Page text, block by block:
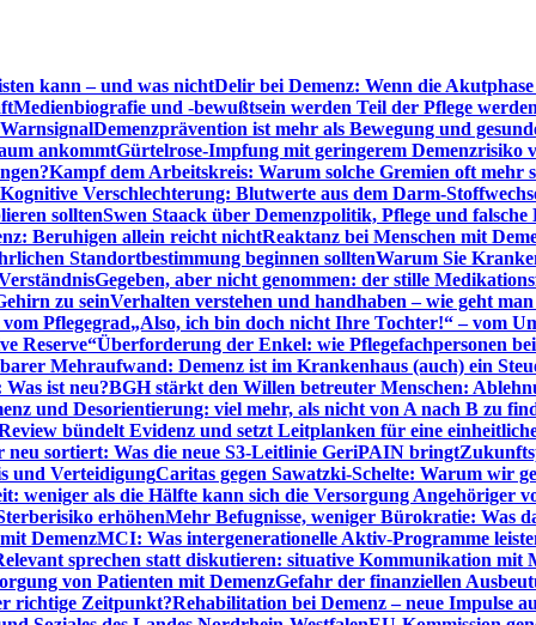
kann – und was nichtDelir bei Demenz: Wenn die
Medienbiografie und -bewußtsein werden Teil der Pflege werden
Demenzprävention ist mehr als Bewegung und
ankommtGürtelrose-Impfung mit geringerem Demenzrisiko
Kampf dem Arbeitskreis: Warum solche Gremien oft mehr
Kognitive Verschlechterung: Blutwerte aus dem Darm-
solltenSwen Staack über Demenzpolitik, Pflege und falsche
Beruhigen allein reicht nichtReaktanz bei Menschen mit
Standortbestimmung beginnen solltenWarum Sie
Gegeben, aber nicht genommen: der stille
zu seinVerhalten verstehen und handhaben – wie geht
Pflegegrad„Also, ich bin doch nicht Ihre Tochter!“ – vom
Reserve“Überforderung der Enkel: wie Pflegefachpersonen
Mehraufwand: Demenz ist im Krankenhaus (auch) ein
ist neu?BGH stärkt den Willen betreuter Menschen:
und Desorientierung: viel mehr, als nicht von A nach B zu
bündelt Evidenz und setzt Leitplanken für eine
neu sortiert: Was die neue S3-Leitlinie GeriPAIN bringt
und VerteidigungCaritas gegen Sawatzki-Schelte: Warum wir
weniger als die Hälfte kann sich die Versorgung Angehöriger
erhöhenMehr Befugnisse, weniger Bürokratie: Was
DemenzMCI: Was intergenerationelle Aktiv-Programme
sprechen statt diskutieren: situative Kommunikation mit
von Patienten mit DemenzGefahr der finanziellen
richtige Zeitpunkt?Rehabilitation bei Demenz – neue Impulse